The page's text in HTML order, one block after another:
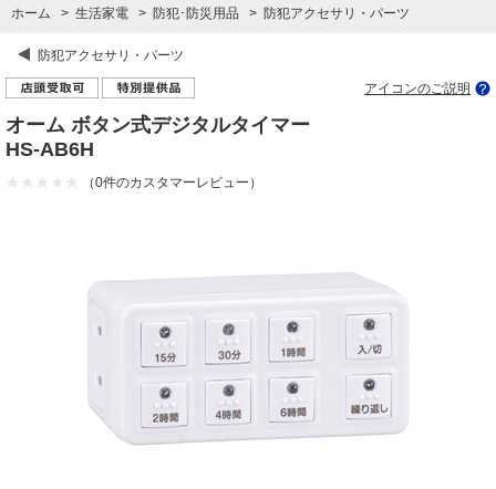
ホーム > 生活家電 > 防犯･防災用品 > 防犯アクセサリ・パーツ
防犯アクセサリ・パーツ
アイコンのご説明
オーム ボタン式デジタルタイマー
HS-AB6H
（0件のカスタマーレビュー）